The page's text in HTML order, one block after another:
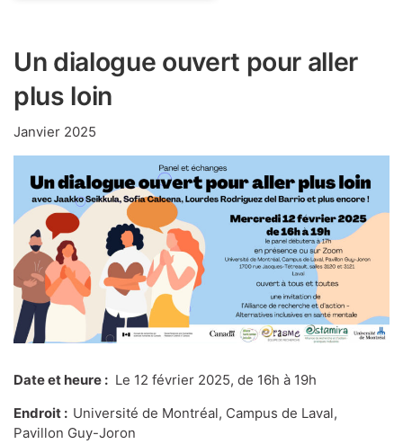
Un dialogue ouvert pour aller
plus loin
Janvier 2025
Date et heure : Le 12 février 2025, de 16h à 19h
Endroit : Université de Montréal, Campus de Laval,
Pavillon Guy-Joron